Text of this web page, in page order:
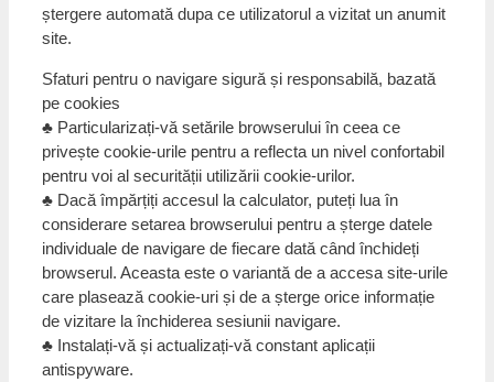
ștergere automată dupa ce utilizatorul a vizitat un anumit
site.
Sfaturi pentru o navigare sigură și responsabilă, bazată
pe cookies
♣ Particularizați-vă setările browserului în ceea ce
privește cookie-urile pentru a reflecta un nivel confortabil
pentru voi al securității utilizării cookie-urilor.
♣ Dacă împărțiți accesul la calculator, puteți lua în
considerare setarea browserului pentru a șterge datele
individuale de navigare de fiecare dată când închideți
browserul. Aceasta este o variantă de a accesa site-urile
care plasează cookie-uri și de a șterge orice informație
de vizitare la închiderea sesiunii navigare.
♣ Instalați-vă și actualizați-vă constant aplicații
antispyware.